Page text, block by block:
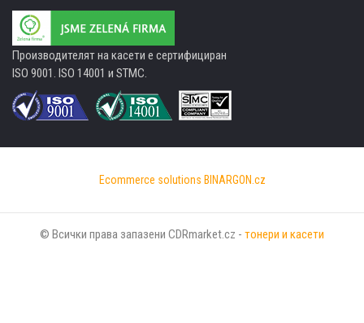
Производителят на касети е сертифициран
ISO 9001. ISO 14001 и STMC.
Ecommerce solutions BINARGON.cz
© Всички права запазени CDRmarket.cz - тонери и касети